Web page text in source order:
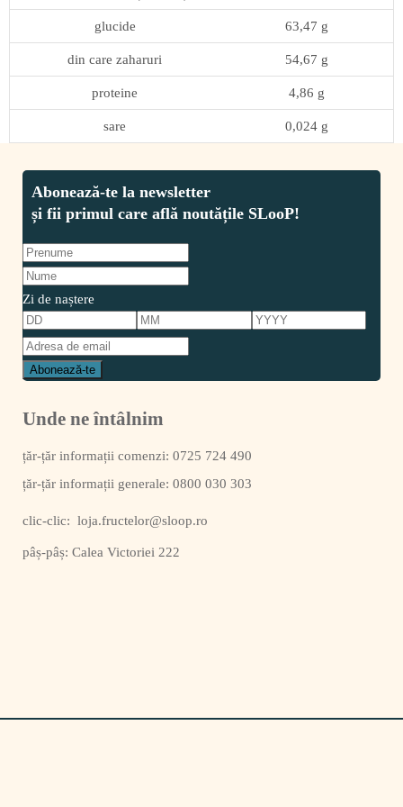
glucide 63,47 g
din care zaharuri 54,67 g
proteine 4,86 g
sare 0,024 g
Zi de naștere
Unde ne întâlnim
0725 724 490
0800 030 303
clic-clic: loja.fructelor@sloop.ro